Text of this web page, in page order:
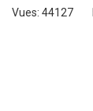
Vues: 44127